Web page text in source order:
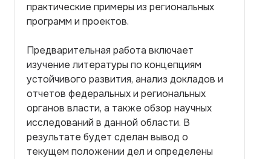
практические примеры из региональных
программ и проектов.
Предварительная работа включает
изучение литературы по концепциям
устойчивого развития, анализ докладов и
отчетов федеральных и региональных
органов власти, а также обзор научных
исследований в данной области. В
результате будет сделан вывод о
текущем положении дел и определены